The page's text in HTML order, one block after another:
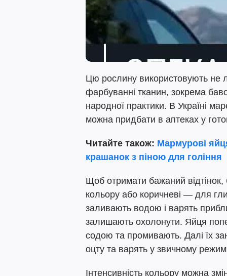
Цю рослину використовують не
фарбуванні тканин, зокрема
народної практики. В Україні
можна придбати в аптеках у
Читайте також: Мармурові
крашанок з піною для гоління
Щоб отримати бажаний
кольору або коричневі — для
заливають водою і варять
залишають охолонути. Яйця
содою та промивають. Далі їх
оцту та варять у звичному
Інтенсивність кольору можна